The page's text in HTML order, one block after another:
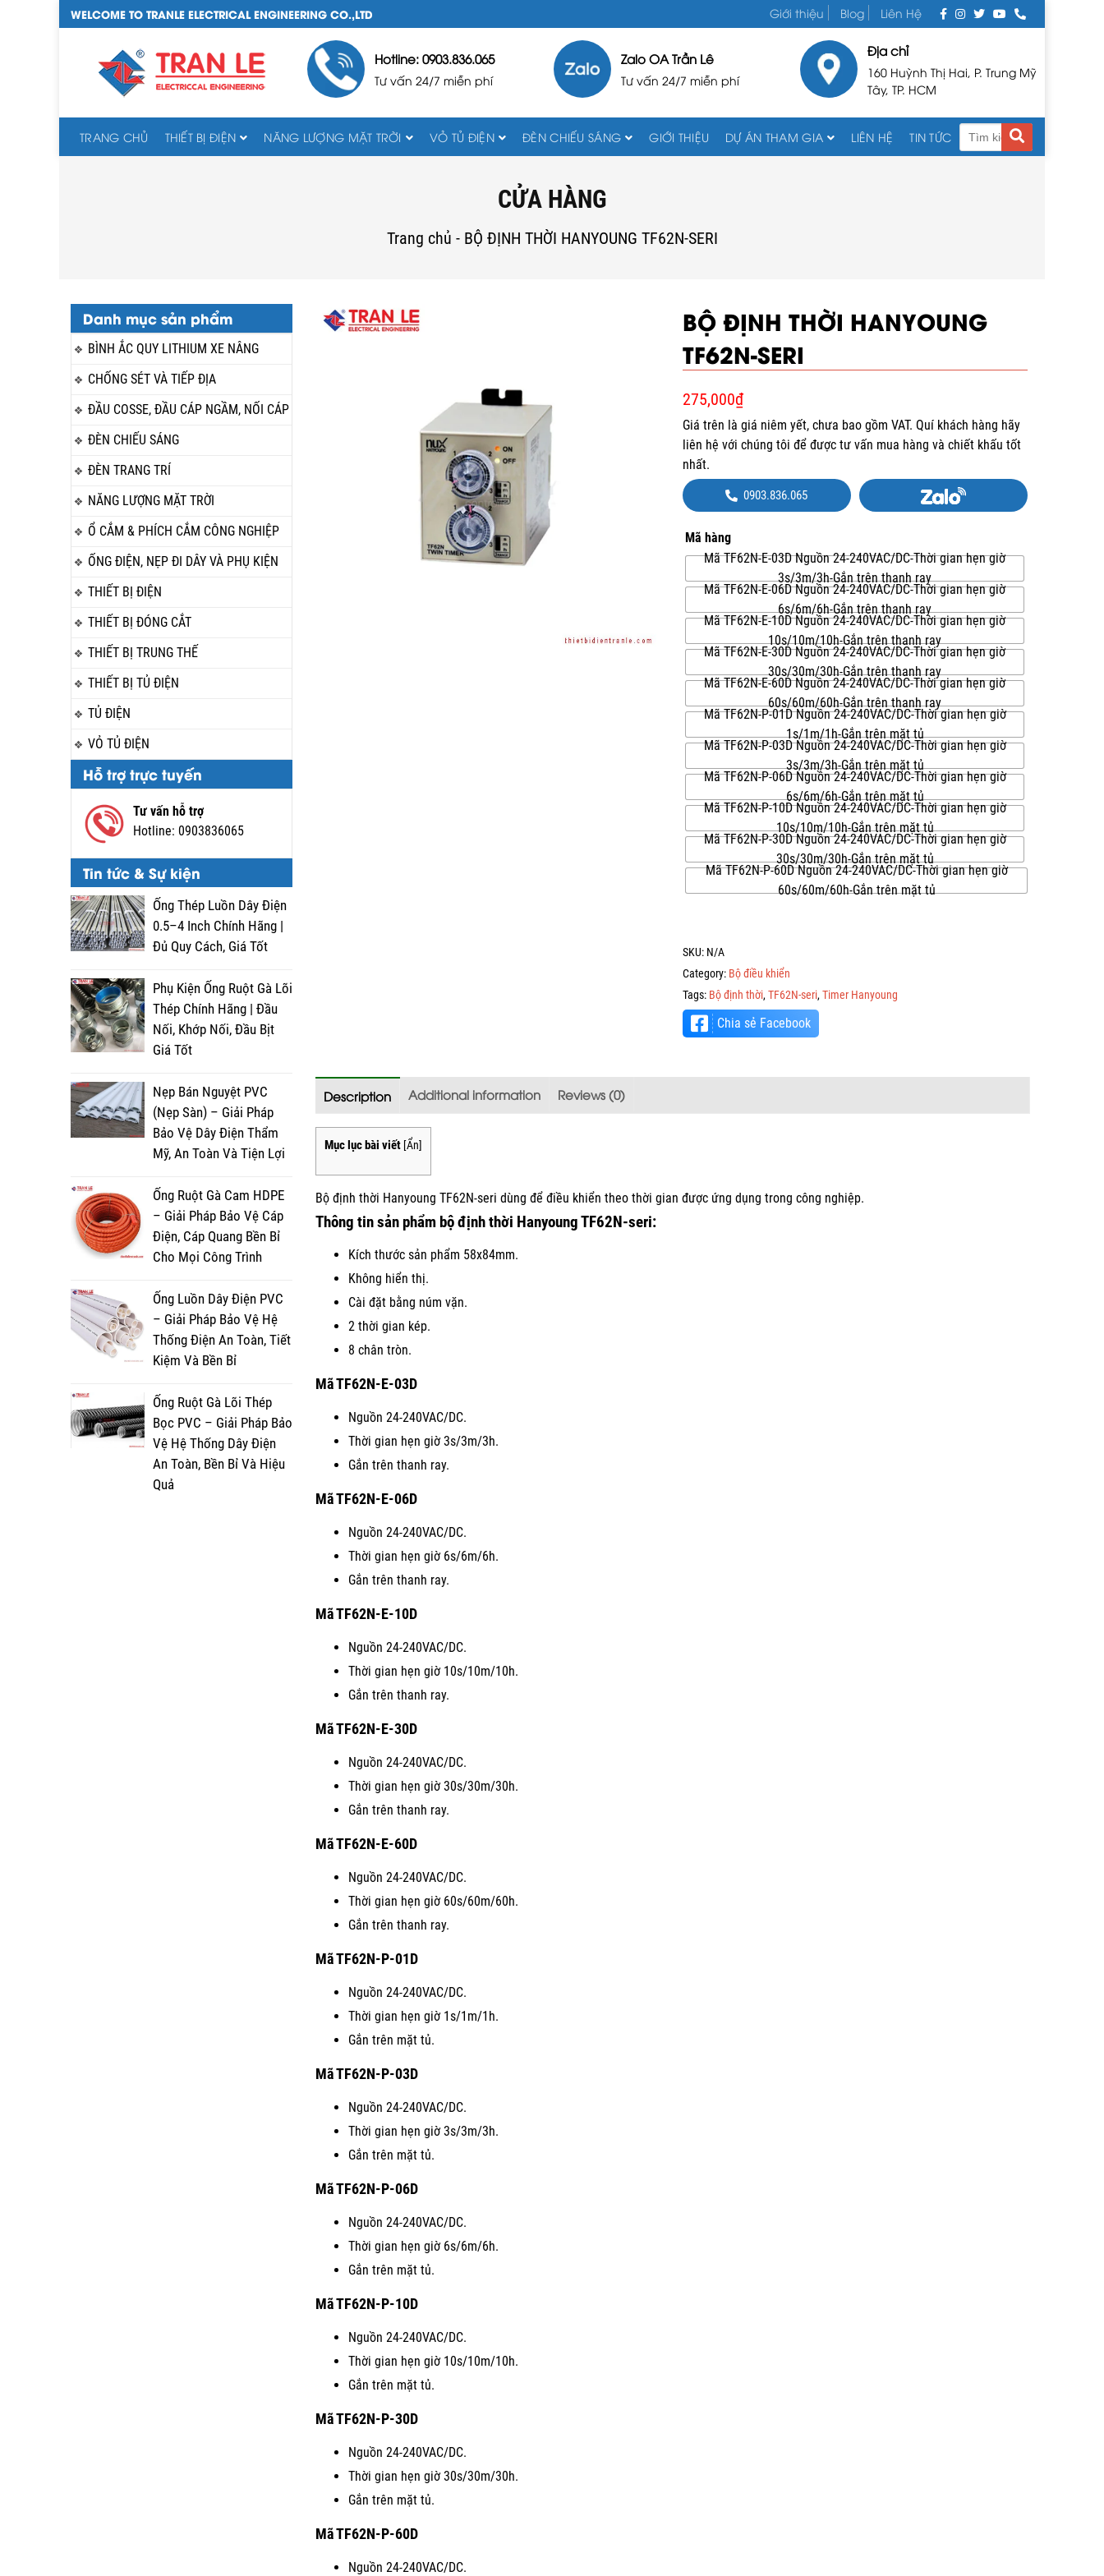
WELCOME TO TRANLE ELECTRICAL ENGINEERING CO.,LTD Giới thiệu Blog Liên Hệ
Hotline: 0903.836.065
Tư vấn 24/7 miễn phí
Zalo OA Trần Lê
Tư vấn 24/7 miễn phí
Địa chỉ
160 Huỳnh Thị Hai, P. Trung Mỹ
Tây, TP. HCM
TRANG CHỦ THIẾT BỊ ĐIỆN NĂNG LƯỢNG MẶT TRỜI VỎ TỦ ĐIỆN ĐÈN CHIẾU SÁNG GIỚI THIỆU DỰ ÁN THAM GIA LIÊN HỆ TIN TỨC
CỬA HÀNG
Trang chủ - BỘ ĐỊNH THỜI HANYOUNG TF62N-SERI
Danh mục sản phẩm
BÌNH ẮC QUY LITHIUM XE NÂNG
CHỐNG SÉT VÀ TIẾP ĐỊA
ĐẦU COSSE, ĐẦU CÁP NGẦM, NỐI CÁP
ĐÈN CHIẾU SÁNG
ĐÈN TRANG TRÍ
NĂNG LƯỢNG MẶT TRỜI
Ổ CẮM & PHÍCH CẮM CÔNG NGHIỆP
ỐNG ĐIỆN, NẸP ĐI DÂY VÀ PHỤ KIỆN
THIẾT BỊ ĐIỆN
THIẾT BỊ ĐÓNG CẮT
THIẾT BỊ TRUNG THẾ
THIẾT BỊ TỦ ĐIỆN
TỦ ĐIỆN
VỎ TỦ ĐIỆN
Hỗ trợ trực tuyến
Tư vấn hỗ trợ
Hotline: 0903836065
Tin tức & Sự kiện
Ống Thép Luồn Dây Điện
0.5–4 Inch Chính Hãng |
Đủ Quy Cách, Giá Tốt
Phụ Kiện Ống Ruột Gà Lõi
Thép Chính Hãng | Đầu
Nối, Khớp Nối, Đầu Bịt
Giá Tốt
Nẹp Bán Nguyệt PVC
(Nẹp Sàn) – Giải Pháp
Bảo Vệ Dây Điện Thẩm
Mỹ, An Toàn Và Tiện Lợi
Ống Ruột Gà Cam HDPE
– Giải Pháp Bảo Vệ Cáp
Điện, Cáp Quang Bền Bỉ
Cho Mọi Công Trình
Ống Luồn Dây Điện PVC
– Giải Pháp Bảo Vệ Hệ
Thống Điện An Toàn, Tiết
Kiệm Và Bền Bỉ
Ống Ruột Gà Lõi Thép
Bọc PVC – Giải Pháp Bảo
Vệ Hệ Thống Dây Điện
An Toàn, Bền Bỉ Và Hiệu
Quả
BỘ ĐỊNH THỜI HANYOUNG
TF62N-SERI
275,000₫
Giá trên là giá niêm yết, chưa bao gồm VAT. Quí khách hàng hãy
liên hệ với chúng tôi để được tư vấn mua hàng và chiết khấu tốt
nhất.
0903.836.065
Mã hàng
Mã TF62N-E-03D Nguồn 24-240VAC/DC-Thời gian hẹn giờ
3s/3m/3h-Gắn trên thanh ray
Mã TF62N-E-06D Nguồn 24-240VAC/DC-Thời gian hẹn giờ
6s/6m/6h-Gắn trên thanh ray
Mã TF62N-E-10D Nguồn 24-240VAC/DC-Thời gian hẹn giờ
10s/10m/10h-Gắn trên thanh ray
Mã TF62N-E-30D Nguồn 24-240VAC/DC-Thời gian hẹn giờ
30s/30m/30h-Gắn trên thanh ray
Mã TF62N-E-60D Nguồn 24-240VAC/DC-Thời gian hẹn giờ
60s/60m/60h-Gắn trên thanh ray
Mã TF62N-P-01D Nguồn 24-240VAC/DC-Thời gian hẹn giờ
1s/1m/1h-Gắn trên mặt tủ
Mã TF62N-P-03D Nguồn 24-240VAC/DC-Thời gian hẹn giờ
3s/3m/3h-Gắn trên mặt tủ
Mã TF62N-P-06D Nguồn 24-240VAC/DC-Thời gian hẹn giờ
6s/6m/6h-Gắn trên mặt tủ
Mã TF62N-P-10D Nguồn 24-240VAC/DC-Thời gian hẹn giờ
10s/10m/10h-Gắn trên mặt tủ
Mã TF62N-P-30D Nguồn 24-240VAC/DC-Thời gian hẹn giờ
30s/30m/30h-Gắn trên mặt tủ
Mã TF62N-P-60D Nguồn 24-240VAC/DC-Thời gian hẹn giờ
60s/60m/60h-Gắn trên mặt tủ
SKU: N/A
Category: Bộ điều khiển
Tags: Bộ định thời,TF62N-seri,Timer Hanyoung
Chia sẻ Facebook
Description Additional information Reviews (0)
Mục lục bài viết [Ẩn]
Bộ định thời Hanyoung TF62N-seri dùng để điều khiển theo thời gian được ứng dụng trong công nghiệp.
Thông tin sản phẩm bộ định thời Hanyoung TF62N-seri:
Kích thước sản phẩm 58x84mm.
Không hiển thị.
Cài đặt bằng núm vặn.
2 thời gian kép.
8 chân tròn.
Mã TF62N-E-03D
Nguồn 24-240VAC/DC.
Thời gian hẹn giờ 3s/3m/3h.
Gắn trên thanh ray.
Mã TF62N-E-06D
Nguồn 24-240VAC/DC.
Thời gian hẹn giờ 6s/6m/6h.
Gắn trên thanh ray.
Mã TF62N-E-10D
Nguồn 24-240VAC/DC.
Thời gian hẹn giờ 10s/10m/10h.
Gắn trên thanh ray.
Mã TF62N-E-30D
Nguồn 24-240VAC/DC.
Thời gian hẹn giờ 30s/30m/30h.
Gắn trên thanh ray.
Mã TF62N-E-60D
Nguồn 24-240VAC/DC.
Thời gian hẹn giờ 60s/60m/60h.
Gắn trên thanh ray.
Mã TF62N-P-01D
Nguồn 24-240VAC/DC.
Thời gian hẹn giờ 1s/1m/1h.
Gắn trên mặt tủ.
Mã TF62N-P-03D
Nguồn 24-240VAC/DC.
Thời gian hẹn giờ 3s/3m/3h.
Gắn trên mặt tủ.
Mã TF62N-P-06D
Nguồn 24-240VAC/DC.
Thời gian hẹn giờ 6s/6m/6h.
Gắn trên mặt tủ.
Mã TF62N-P-10D
Nguồn 24-240VAC/DC.
Thời gian hẹn giờ 10s/10m/10h.
Gắn trên mặt tủ.
Mã TF62N-P-30D
Nguồn 24-240VAC/DC.
Thời gian hẹn giờ 30s/30m/30h.
Gắn trên mặt tủ.
Mã TF62N-P-60D
Nguồn 24-240VAC/DC.